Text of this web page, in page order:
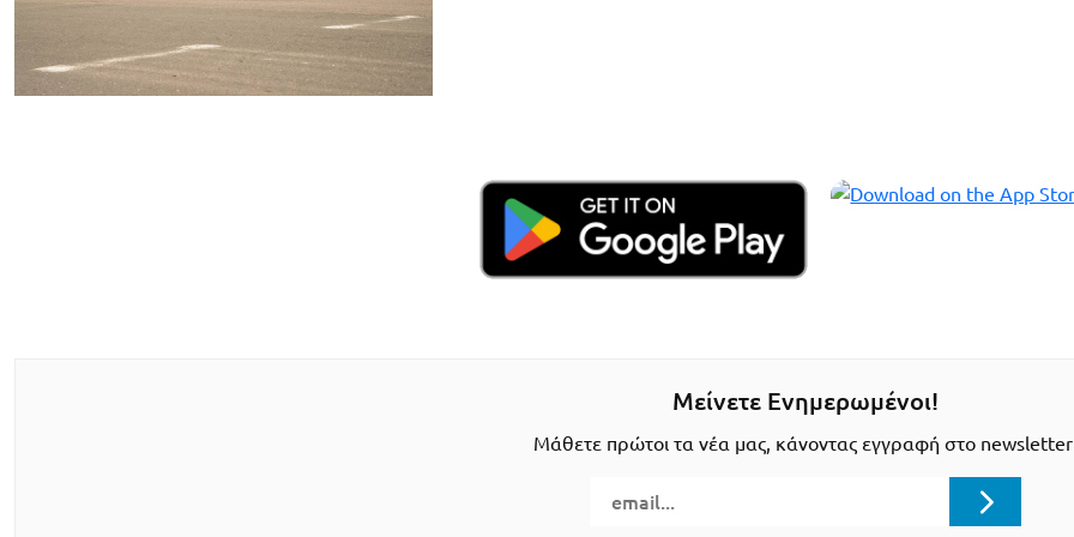
Μείνετε Ενημερωμένοι!
Μάθετε πρώτοι τα νέα μας, κάνοντας εγγραφή στο